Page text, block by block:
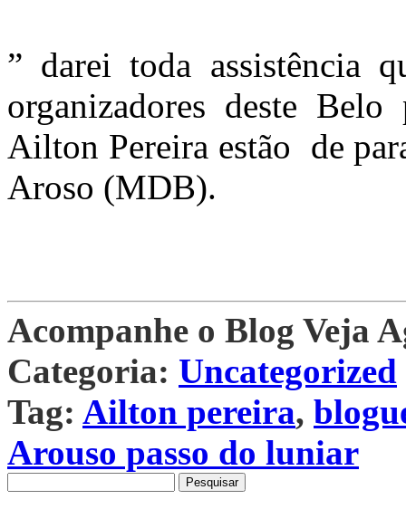
” darei toda assistência
organizadores deste
Ailton Pereira estão de
Aroso (MDB).
Acompanhe o Blog Veja
Categoria: Uncategorized
Tag: Ailton pereira,
Arouso passo do luniar
por: